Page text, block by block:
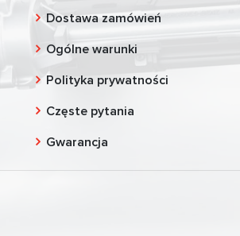
Dostawa zamówień
Ogólne warunki
Polityka prywatności
Częste pytania
Gwarancja